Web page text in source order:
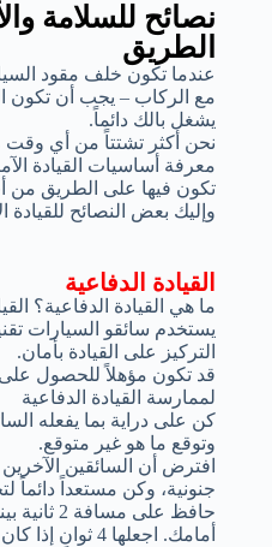
نصائح للسلامة
الطريق
عندما تكون خلف مقود
مع الركاب – يجب أن تكون
يشغل بالك دائماً.
نحن أكثر تشتتاً من أي
معرفة أساسيات القيادة
تكون فيها على الطريق من
وإليك بعض النصائح للقيادة
القيادة الدفاعية
ما هي القيادة الدفاعية؟
يستخدم سائقو السيارات
التركيز على القيادة بأمان.
قد تكون مؤهلاً للحصول على
لممارسة القيادة الدفاعية
كن على دراية بما يفعله
وتوقع ما هو غير متوقع.
افترض أن السائقين
جنونية، وكن مستعداً دائماً
حافظ على
أمامك. اجعلها 4 ثوانٍ إذا كان الطقس سيئاً.